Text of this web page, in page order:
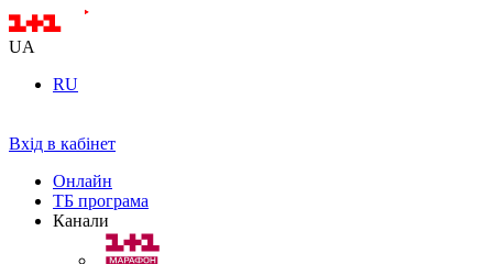
UA
RU
Вхід в кабінет
Онлайн
ТБ програма
Канали